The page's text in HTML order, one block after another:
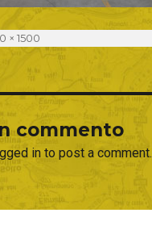
× 1500
commento
in to post a comment.